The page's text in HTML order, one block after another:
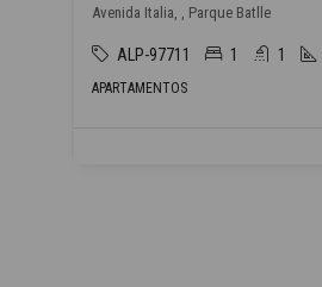
Avenida Italia, , Parque Batlle
ALP-97711 1 1
APARTAMENTOS